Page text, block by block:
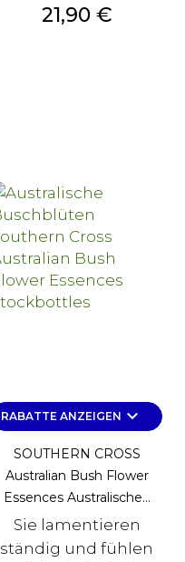
Preis
21,90 €
RABATTE ANZEIGEN keyboard_arrow_down
SOUTHERN CROSS
Australian Bush Flower
Essences Australische...
Sie lamentieren
ständig und fühlen